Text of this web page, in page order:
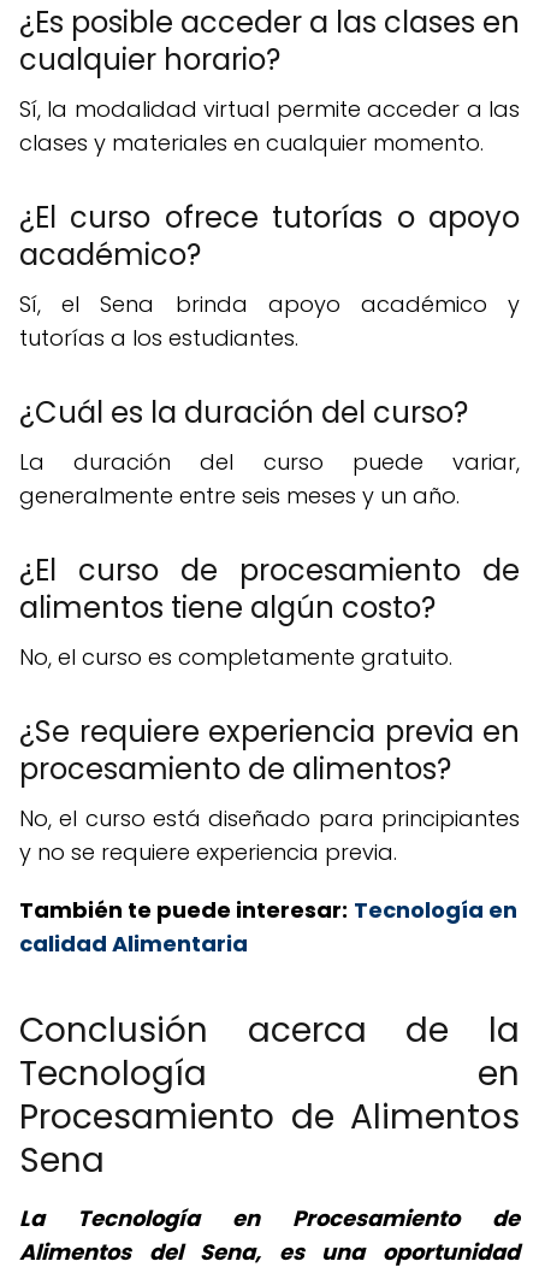
¿Es posible acceder a las clases en
cualquier horario?
Sí, la modalidad virtual permite acceder a las
clases y materiales en cualquier momento.
¿El curso ofrece tutorías o apoyo
académico?
Sí, el Sena brinda apoyo académico y
tutorías a los estudiantes.
¿Cuál es la duración del curso?
La duración del curso puede variar,
generalmente entre seis meses y un año.
¿El curso de procesamiento de
alimentos tiene algún costo?
No, el curso es completamente gratuito.
¿Se requiere experiencia previa en
procesamiento de alimentos?
No, el curso está diseñado para principiantes
y no se requiere experiencia previa.
También te puede interesar: Tecnología en
calidad Alimentaria
Conclusión acerca de la
Tecnología en
Procesamiento de Alimentos
Sena
La Tecnología en Procesamiento de
Alimentos del Sena, es una oportunidad